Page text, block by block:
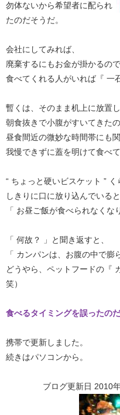
勿体ないから希望者に配られ
たのだそうだ。
会社にしてみれば、
廃棄するにもお金が掛かるので
食べてくれる人がいれば『 一
暫くは、そのまま机上に放置
朝食抜きで小腹がすいてきたの
昼食間近の微妙な時間帯にも
我慢できずに蓋を明けて食べて
“ ちょっと硬いビスケット ”
しきりに口に放り込んでいる
「 お昼ご飯が食べられなくな
「 何故？ 」と聞き返すと、
「 カンパンは、お腹の中で
どうやら、ペットフードの『
笑）
食べるタイミングを誤ったのだ
携帯で更新しました。
続きはパソコンから。
ブログ更新日 2010